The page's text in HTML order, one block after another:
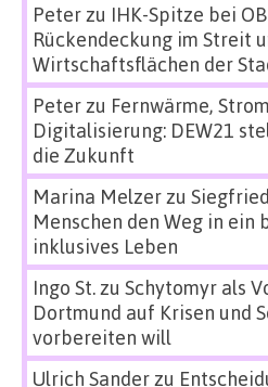
Peterzu IHK-Spitze bei
Rückendeckung im Streit
Wirtschaftsflächen der
Peterzu Fernwärme,
Digitalisierung: DEW21
die Zukunft
Marina Melzerzu
Menschen den Weg in
inklusives Leben
Ingo St.zu Schytomyr als
Dortmund auf Krisen und
vorbereiten will
Ulrich Sanderzu